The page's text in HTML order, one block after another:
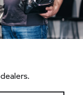
dealers.